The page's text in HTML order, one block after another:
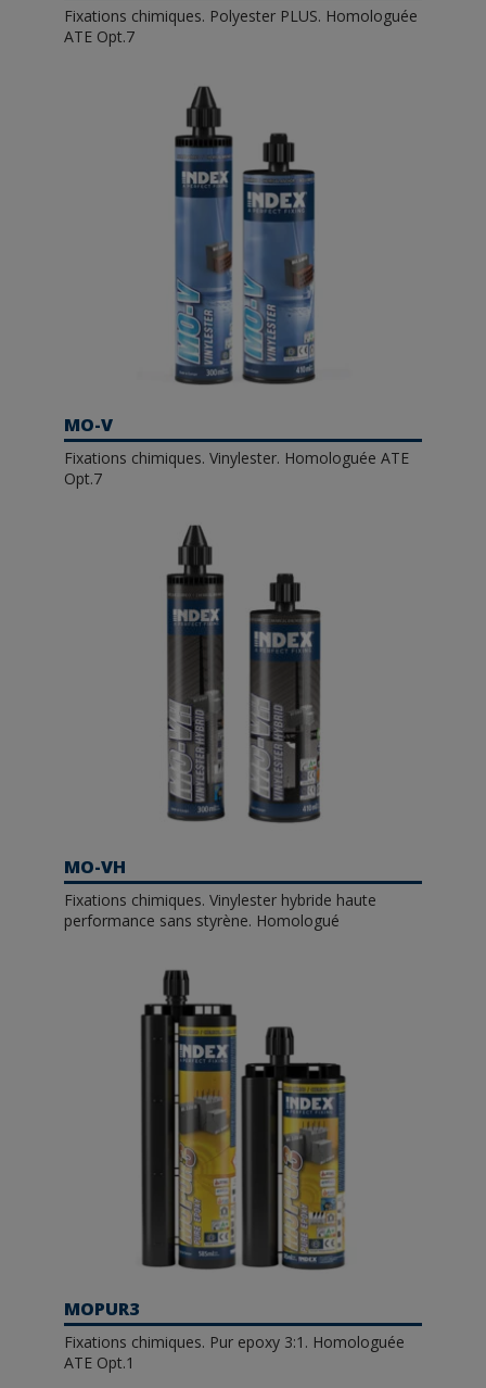
Fixations chimiques. Polyester PLUS. Homologuée
ATE Opt.7
MO-V
Fixations chimiques. Vinylester. Homologuée ATE
Opt.7
MO-VH
Fixations chimiques. Vinylester hybride haute
performance sans styrène. Homologué
MOPUR3
Fixations chimiques. Pur epoxy 3:1. Homologuée
ATE Opt.1